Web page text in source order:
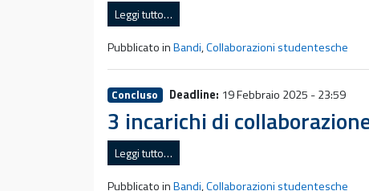
Leggi tutto…
Pubblicato inBandi,Collaborazioni studentesche
Concluso Deadline: 19 Febbraio 2025 - 23:59
3 incarichi di
Leggi tutto…
Pubblicato inBandi,Collaborazioni studentesche